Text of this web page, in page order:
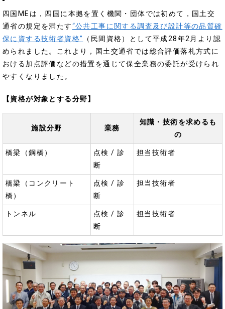
四国MEは，四国に本拠を置く機関・団体では初めて，国土交
通省の規定を満たす“公共工事に関する調査及び設計等の品質確
保に資する技術者資格”
（民間資格）として平成28年2月より認
められました。これより，国土交通省では総合評価落札方式に
おける加点評価などの措置を通じて保全業務の委託が受けられ
やすくなりました。
【資格が対象とする分野】
施設分野 業務
知識・技術を求めるも
の
橋梁（鋼橋）
点検 / 診
断
担当技術者
橋梁（コンクリート
橋）
点検 / 診
断
担当技術者
トンネル
点検 / 診
断
担当技術者